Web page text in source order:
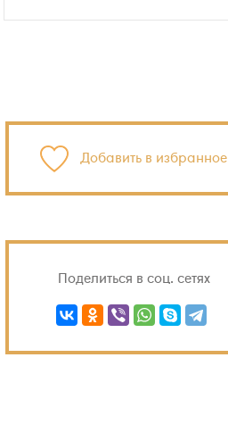
Добавить в избранное
Поделиться в соц. сетях